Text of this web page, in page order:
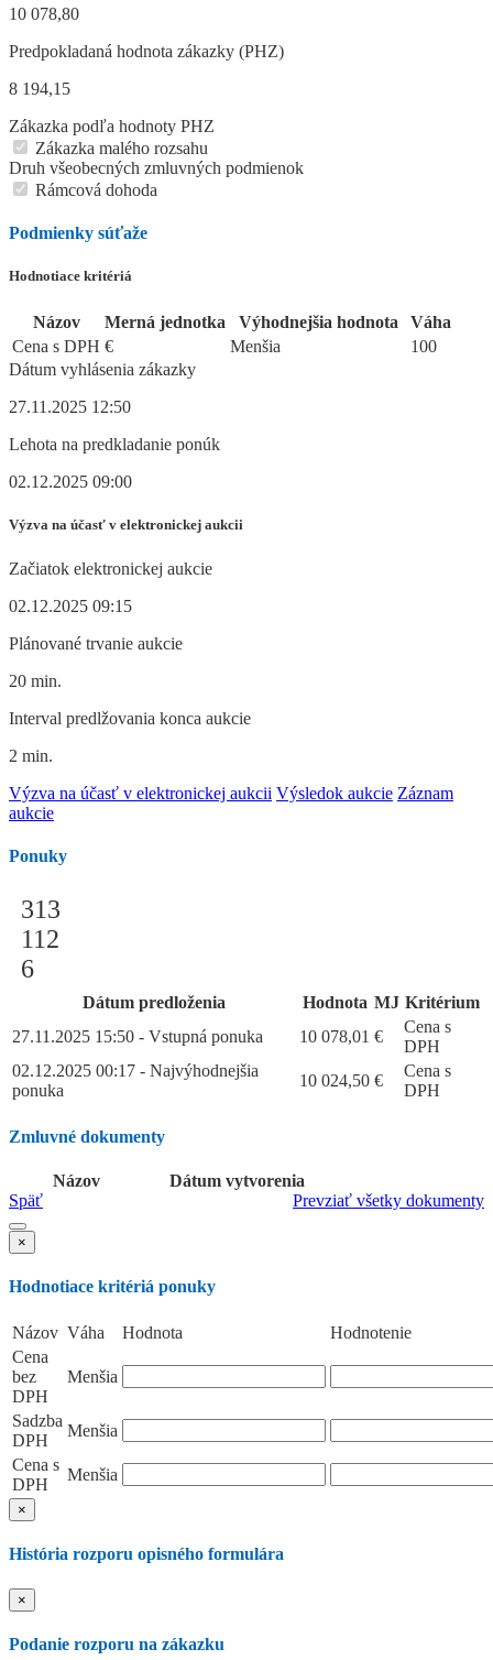
10 078,80
Predpokladaná hodnota zákazky (PHZ)
8 194,15
Zákazka podľa hodnoty PHZ
Zákazka malého rozsahu
Druh všeobecných zmluvných podmienok
Rámcová dohoda
Podmienky súťaže
Hodnotiace kritériá
Názov Merná jednotka Výhodnejšia hodnota
Váha
Cena s DPH € Menšia
100
Dátum vyhlásenia zákazky
27.11.2025 12:50
Lehota na predkladanie ponúk
02.12.2025 09:00
Výzva na účasť v elektronickej aukcii
Začiatok elektronickej aukcie
02.12.2025 09:15
Plánované trvanie aukcie
20 min.
Interval predlžovania konca aukcie
2 min.
Výzva na účasť v elektronickej aukcii Výsledok aukcie Záznam
aukcie
Ponuky
313
112
6
Dátum predloženia Hodnota MJ Kritérium
27.11.2025 15:50 - Vstupná ponuka
10 078,01 €
Cena s
DPH
02.12.2025 00:17 - Najvýhodnejšia
ponuka
10 024,50 €
Cena s
DPH
Zmluvné dokumenty
Názov
Dátum vytvorenia
Prevziať všetky dokumenty
Späť
×
Hodnotiace kritériá ponuky
Názov Váha Hodnota
Hodnotenie
Cena
bez
DPH
Menšia
Sadzba
DPH
Menšia
Cena s
DPH
Menšia
×
História rozporu opisného formulára
×
Podanie rozporu na zákazku